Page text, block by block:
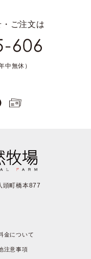
ご注文は
無休）
頭町橋本877
金について
注意事項